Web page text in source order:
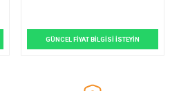
GÜNCEL FİYAT BİLGİSİ İSTEYİN